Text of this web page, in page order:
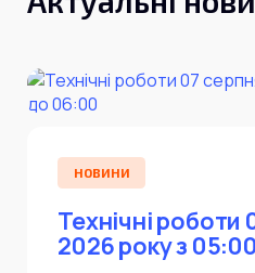
НОВИНИ
Технічні роботи
2026 року з